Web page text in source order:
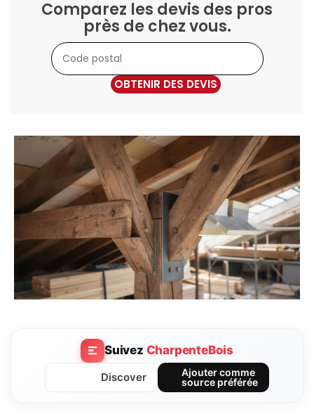
Comparez les devis des pros
près de chez vous.
OBTENIR DES DEVIS
Suivez CharpenteBois
Discover
Ajouter comme
source préférée